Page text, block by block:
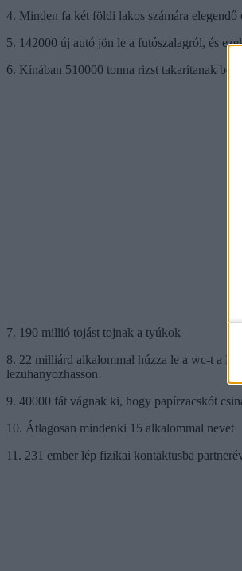
4. Minden fa két földi lakos számára elegendő
5. 142000 új autó jön le a futószalagról, és
6. Kínában 510000 tonna rizst takarítanak be
7. 190 millió tojást tojnak a tyúkok
8. 22 milliárd alkalommal húzza le a wc-t a
lezuhanyozhasson
9. 40000 fát vágnak ki, hogy papírzacskót
10. Átlagosan mindenki 15 alkalommal nevet
11. 231 ember lép fizikai kontaktusba